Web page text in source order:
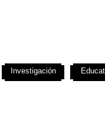
Investigación